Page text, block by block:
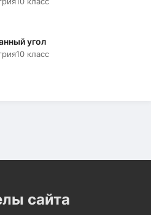
угол
10 класс
сайта